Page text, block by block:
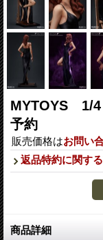
MYTOYS
予約
販売価格はお問い
返品特約に関す
商品詳細